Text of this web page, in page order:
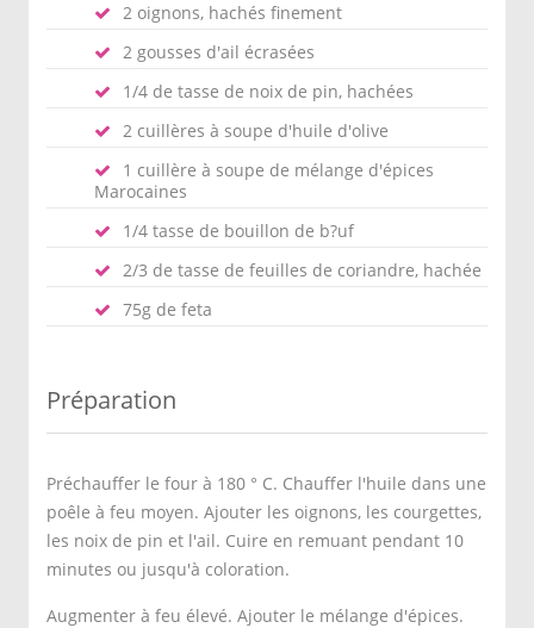
2 oignons, hachés finement
2 gousses d'ail écrasées
1/4 de tasse de noix de pin, hachées
2 cuillères à soupe d'huile d'olive
1 cuillère à soupe de mélange d'épices
Marocaines
1/4 tasse de bouillon de b?uf
2/3 de tasse de feuilles de coriandre, hachée
75g de feta
Préparation
Préchauffer le four à 180 ° C. Chauffer l'huile dans une
poêle à feu moyen. Ajouter les oignons, les courgettes,
les noix de pin et l'ail. Cuire en remuant pendant 10
minutes ou jusqu'à coloration.
Augmenter à feu élevé. Ajouter le mélange d'épices.